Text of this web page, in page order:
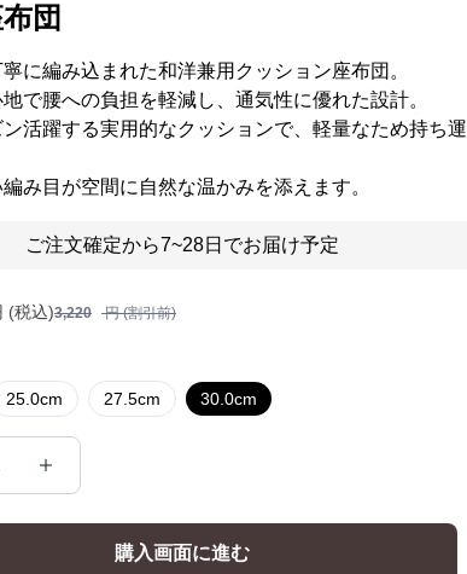
団
に編み込まれた和洋兼用クッション座布団。
で腰への負担を軽減し、通気性に優れた設計。
活躍する実用的なクッションで、軽量なため持ち運
み目が空間に自然な温かみを添えます。
ご注文確定から7~28日でお届け予定
(税込)3,220 円 (割引前)
25.0cm 27.5cm 30.0cm
購入画面に進む